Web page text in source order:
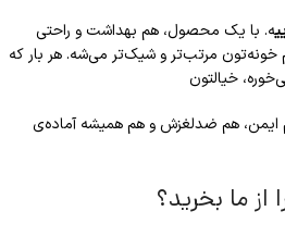
ه. با یک محصول، هم بهداشت و راحتی
خونه‌تون مرتب‌تر و شیک‌تر می‌شه. هر بار که
خیالتون
ایمن، هم ضدلغزش و هم همیشه آماده‌ی
ما بخرید؟